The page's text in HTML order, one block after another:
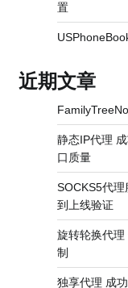
置
近期文章
静态IP代理
口质量
SOCKS5代
到上线验证
旋转轮换代
制
独享代理 成